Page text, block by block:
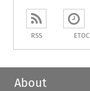
RSS ETOC
About